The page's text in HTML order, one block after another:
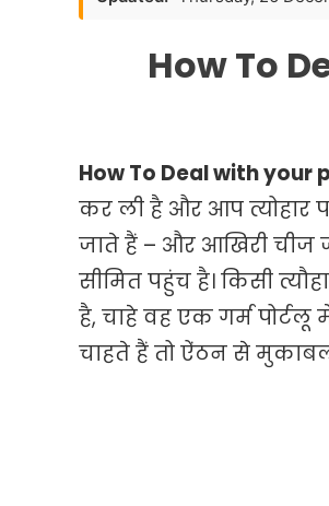
How To
How To Deal with your
कर ली है और आप
जाते हैं – और आखिरी
सीमित पहुंच है। किसी
है, चाहे वह एक गर्म
चाहते हैं तो ऐंठन से